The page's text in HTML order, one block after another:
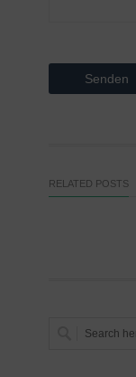
RELATED POSTS